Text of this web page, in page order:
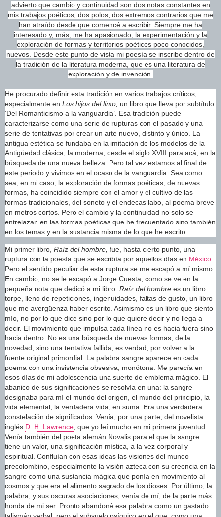
advierto que cambio y continuidad son dos notas constantes en
mis trabajos poéticos, dos polos, dos extremos contrarios que me
han atraído desde que comencé a escribir. Siempre me ha
interesado y, más, me ha apasionado, la experimentación y la
exploración de formas y territorios poéticos poco conocidos,
nuevos. Desde este punto de vista mi poesía se inscribe dentro de
la tradición de la literatura moderna, que es una literatura de
exploración y de invención.
He procurado definir esta tradición en varios trabajos críticos,
especialmente en Los hijos del limo, un libro que lleva por subtítulo
‘Del Romanticismo a la vanguardia’. Esa tradición puede
caracterizarse como una serie de rupturas con el pasado y una
serie de tentativas por crear un arte nuevo, distinto y único. La
antigua estética se fundaba en la imitación de los modelos de la
Antigüedad clásica, la moderna, desde el siglo XVIII para acá, en la
búsqueda de una nueva belleza. Pero tal vez estamos al final de
este periodo y vivimos en el ocaso de la vanguardia. Sea como
sea, en mi caso, la exploración de formas poéticas, de nuevas
formas, ha coincidido siempre con el amor y el cultivo de las
formas tradicionales, del soneto y el endecasílabo, al poema breve
en metros cortos. Pero el cambio y la continuidad no solo se
entrelazan en las formas poéticas que he frecuentado sino también
en los temas y en la sustancia misma de lo que he escrito.
Mi primer libro, Raíz del hombre, fue, hasta cierto punto, una
ruptura con la poesía que se escribía por aquellos días en México
Pero el sentido peculiar de esta ruptura se me escapó a mí mismo.
En cambio, no se le escapó a Jorge Cuesta, como se ve en la
pequeña nota que dedicó a mi libro. Raíz del hombre es un libro
torpe, lleno de repeticiones, ingenuidades, faltas de gusto, un libro
que me avergüenza haber escrito. Asimismo es un libro que siento
mío, no por lo que dice sino por lo que quiere decir y no llega a
decir. El movimiento que impulsa cada línea no es hacia fuera sino
hacia dentro. No es una búsqueda de nuevas formas, de la
novedad, sino una tentativa fallida, es verdad, por volver a la
fuente original primordial. La palabra sangre aparece en cada
poema con una insistencia obsesiva, monótona. Me parecía en
esos días de mi adolescencia una suerte de emblema mágico. El
abanico de sus significaciones se resolvía en una: la sangre
designaba para mí el mundo del origen, el mundo del principio, la
vida elemental, la verdadera vida, en suma. Era una verdadera
constelación de significados. Venía, por una parte, del novelista
inglés D. H. Lawrence , que yo leí mucho en mi primera juventud.
Venía también del poeta alemán Novalis para el que la sangre
tiene un valor, una significación mística, a la vez corporal y
espiritual. Confluían con esas ideas las visiones del mundo
precolombino, especialmente la visión azteca con su creencia en la
sangre como una sustancia mágica que ponía en movimiento al
cosmos y que era el alimento sagrado de los dioses. Por último, la
palabra, y sus oscuras asociaciones, venía de mí, de la parte más
honda de mi ser. Pronto abandoné esa palabra como un gastado